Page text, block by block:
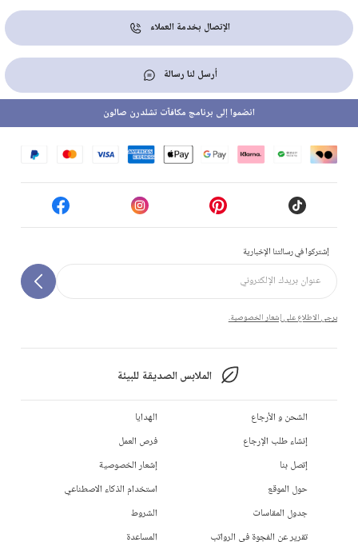
الإتصال بخدمة العملاء
أرسل لنا رسالة
إشتركوا في رسالتنا الإخبارية
يرجى الاطلاع على إشعار الخصوصية.
الملابس الصديقة للبيئة
انضموا إلى برنامج مكافآت تشلدرن صالون
الشحن و الأرجاع
إنشاء طلب الإرجاع
إتصل بنا
حول الموقع
جدول المقاسات
تقرير عن الفجوة في الرواتب
الهدايا
فرص العمل
إشعار الخصوصية
استخدام الذكاء الاصطناعي
الشروط
المساعدة